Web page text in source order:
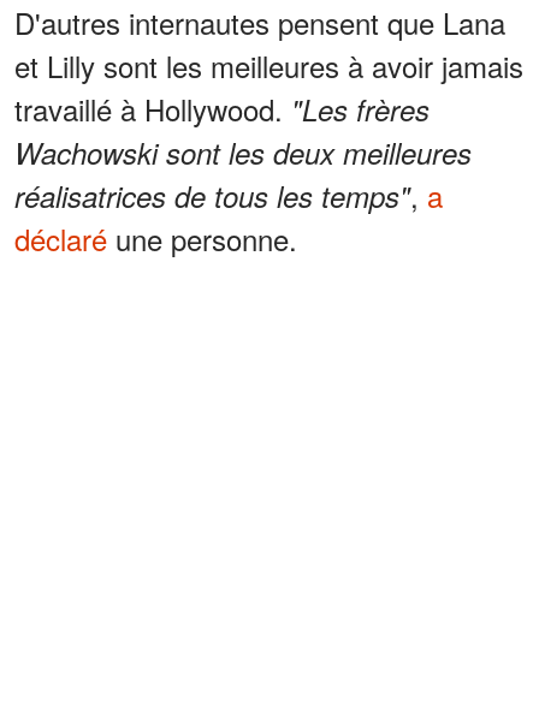
D'autres internautes pensent que Lana
et Lilly sont les meilleures à avoir jamais
travaillé à Hollywood. "Les frères
Wachowski sont les deux meilleures
réalisatrices de tous les temps", a
déclaré une personne.